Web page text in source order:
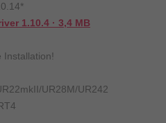
1.10.4 · 3,4 MB
Installation!
UR28M/UR242